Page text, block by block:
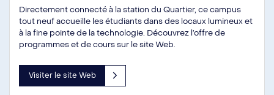
Directement connecté à la station du Quartier, ce campus
tout neuf accueille les étudiants dans des locaux lumineux et
à la fine pointe de la technologie. Découvrez l’offre de
programmes et de cours sur le site Web.
Visiter le site Web